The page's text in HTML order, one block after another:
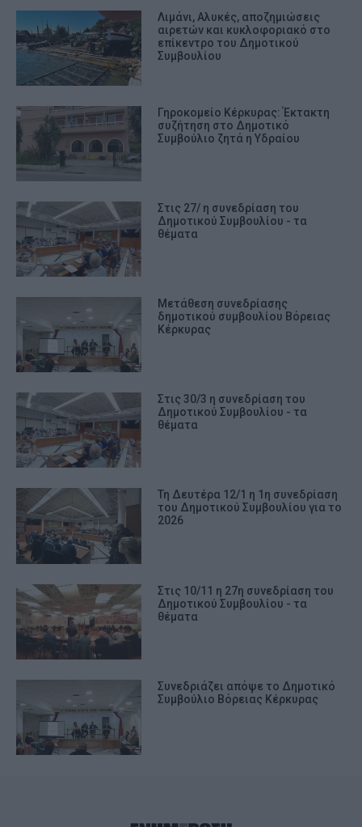
Λιμάνι, Αλυκές, αποζημιώσεις
αιρετών και κυκλοφοριακό στο
επίκεντρο του Δημοτικού
Συμβουλίου
Γηροκομείο Κέρκυρας: Έκτακτη
συζήτηση στο Δημοτικό
Συμβούλιο ζητά η Υδραίου
Στις 27/ η συνεδρίαση του
Δημοτικού Συμβουλίου - τα
θέματα
Μετάθεση συνεδρίασης
δημοτικού συμβουλίου Βόρειας
Κέρκυρας
Στις 30/3 η συνεδρίαση του
Δημοτικού Συμβουλίου - τα
θέματα
Τη Δευτέρα 12/1 η 1η συνεδρίαση
του Δημοτικού Συμβουλίου για το
2026
Στις 10/11 η 27η συνεδρίαση του
Δημοτικού Συμβουλίου - τα
θέματα
Συνεδριάζει απόψε το Δημοτικό
Συμβούλιο Βόρειας Κέρκυρας